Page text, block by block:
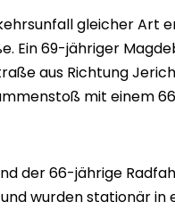
gleicher Art
Ein 69-jähriger
aus Richtung
mit einem
der 66-jährige
wurden stationär in